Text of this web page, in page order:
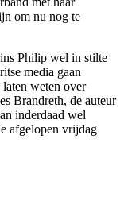
om nu nog te
Philip wel in stilte
media gaan
weten over
Brandreth, de auteur
inderdaad wel
afgelopen vrijdag